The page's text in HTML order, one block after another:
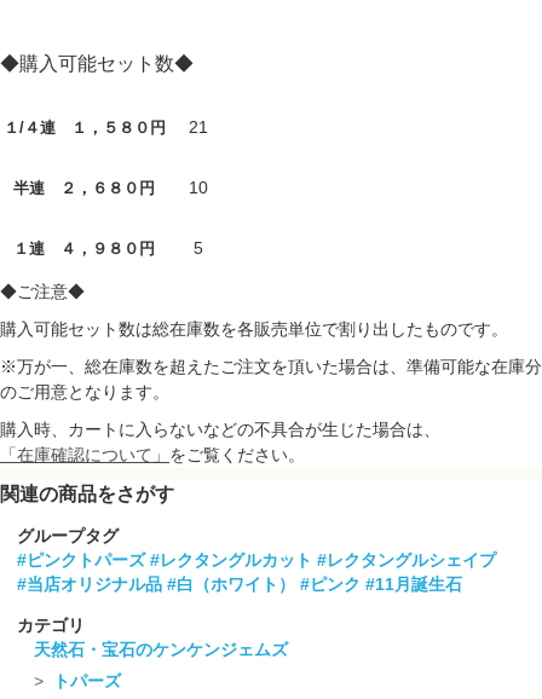
◆購入可能セット数◆
１/４連 １，５８０円 21
半連 ２，６８０円 10
１連 ４，９８０円 5
◆ご注意◆
購入可能セット数は総在庫数を各販売単位で割り出したものです。
※万が一、総在庫数を超えたご注文を頂いた場合は、準備可能な在庫分
のご用意となります。
購入時、カートに入らないなどの不具合が生じた場合は、
「在庫確認について」 をご覧ください。
関連の商品をさがす
グループタグ
#ピンクトパーズ #レクタングルカット #レクタングルシェイプ
#当店オリジナル品 #白（ホワイト） #ピンク #11月誕生石
カテゴリ
天然石・宝石のケンケンジェムズ
トパーズ